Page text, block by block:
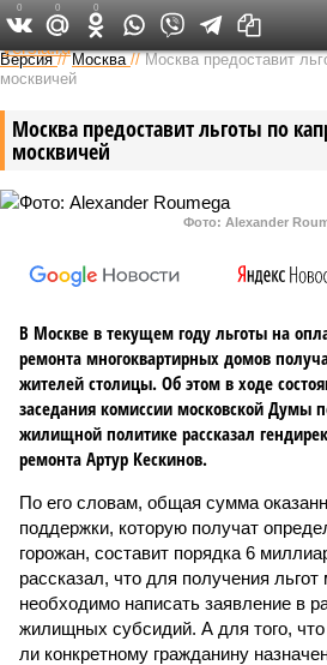
Федеральный выпуск
Версия //Москва //Москва предоставит
москвичей
Москва предоставит льготы по
москвичей
Фото: Alexander
В Москве в текущем году льготы на
ремонта многоквартирных домов
жителей столицы. Об этом в ходе
заседания комиссии московской Думы
жилищной политике рассказал
ремонта Артур Кескинов.
По его словам, общая сумма
поддержки, которую получат
горожан, составит порядка 6
рассказал, что для получения
необходимо написать заявление в
жилищных субсидий. А для того,
ли конкретному гражданину
0 0 0